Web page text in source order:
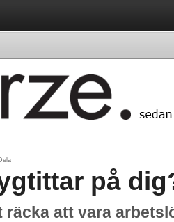
på
räcka att vara